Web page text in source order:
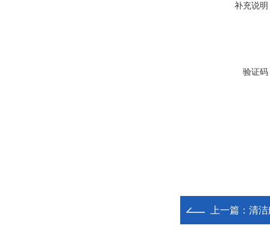
补充说明
验证码
上一篇： 清